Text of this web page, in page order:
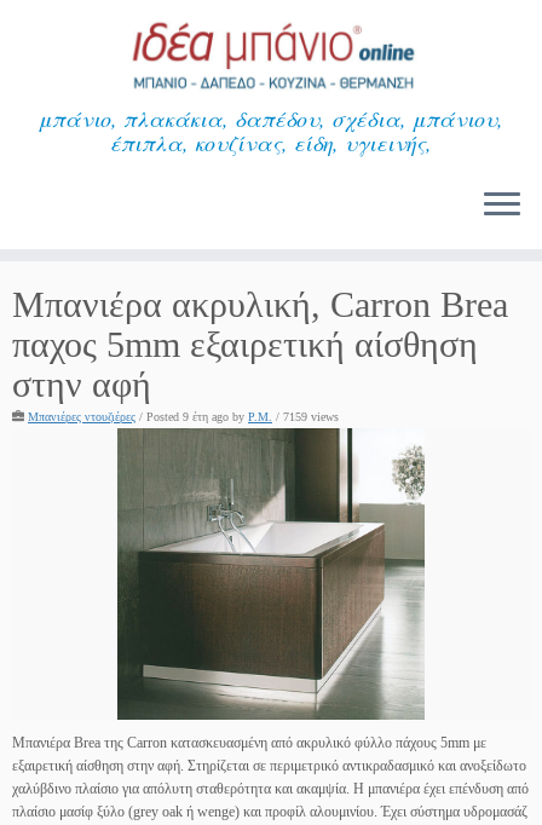
μπάνιο, πλακάκια, δαπέδου, σχέδια, μπάνιου,
έπιπλα, κουζίνας, είδη, υγιεινής,
Μπανιέρα ακρυλική, Carron Brea
παχος 5mm εξαιρετική αίσθηση
στην αφή
Μπανιέρες ντουζιέρες / Posted 9 έτη ago by P.M. / 7159 views
Μπανιέρα Brea της Carron κατασκευασμένη από ακρυλικό φύλλο πάχους 5mm με
εξαιρετική αίσθηση στην αφή. Στηρίζεται σε περιμετρικό αντικραδασμικό και ανοξείδωτο
χαλύβδινο πλαίσιο για απόλυτη σταθερότητα και ακαμψία. Η μπανιέρα έχει επένδυση από
πλαίσιο μασίφ ξύλο (grey oak ή wenge) και προφίλ αλουμινίου. Έχει σύστημα υδρομασάζ